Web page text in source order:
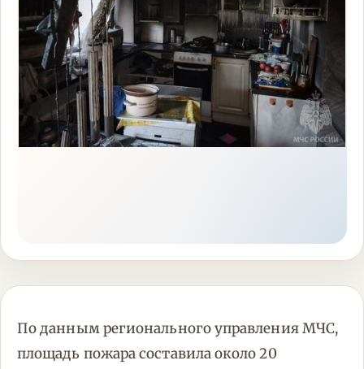
По данным регионального управления МЧС,
площадь пожара составила около 20